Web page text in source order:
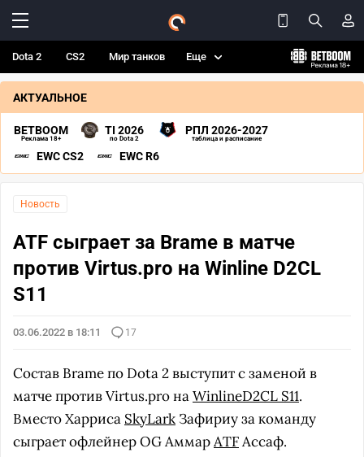
Dota 2 CS2 Мир танков Еще
АКТУАЛЬНОЕ
BETBOOM
Реклама 18+
TI 2026
по Dota 2
РПЛ 2026-2027
таблица и расписание
EWC CS2 EWC R6
Новость
ATF сыграет за Brame в матче
против Virtus.pro на Winline D2CL
S11
03.06.2022 в 18:11 17
Состав Brame по Dota 2 выступит с заменой в
матче против Virtus.pro наWinlineD2CL S11.
Вместо Харриса SkyLark Зафириу за команду
сыграет офлейнер OG АммарATFАссаф.